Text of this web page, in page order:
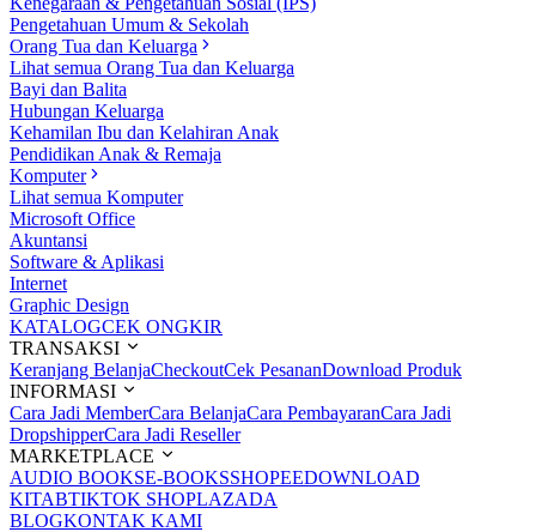
Pengetahuan Umum & Sekolah
Orang Tua dan Keluarga
Lihat semua Orang Tua dan Keluarga
Bayi dan Balita
Hubungan Keluarga
Kehamilan Ibu dan Kelahiran Anak
Pendidikan Anak & Remaja
Komputer
Lihat semua Komputer
Microsoft Office
Akuntansi
Software & Aplikasi
Internet
Graphic Design
KATALOGCEK ONGKIR
TRANSAKSI
Keranjang BelanjaCheckoutCek PesananDownload Produk
INFORMASI
Cara Jadi MemberCara BelanjaCara PembayaranCara Jadi
DropshipperCara Jadi Reseller
MARKETPLACE
AUDIO BOOKSE-BOOKSSHOPEEDOWNLOAD
KITABTIKTOK SHOPLAZADA
BLOGKONTAK KAMI